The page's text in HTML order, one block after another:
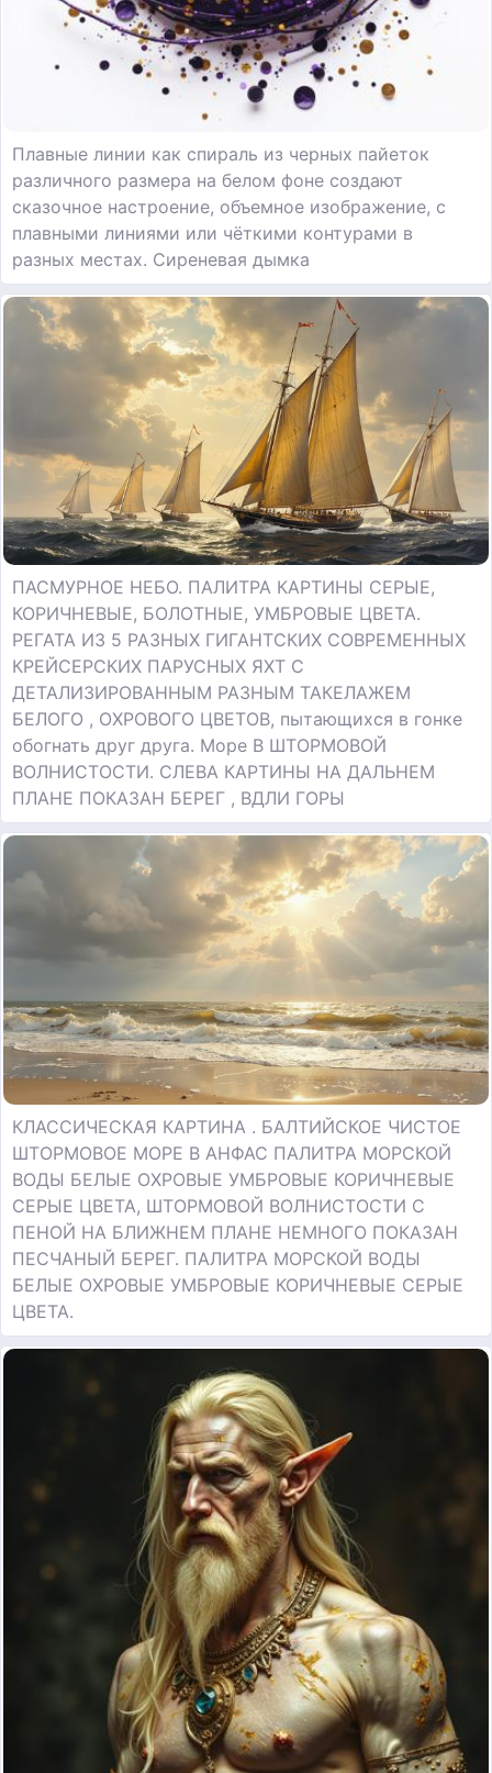
Плавные линии как спираль из черных пайеток
различного размера на белом фоне создают
сказочное настроение, объемное изображение, с
плавными линиями или чёткими контурами в
разных местах. Сиреневая дымка
ПАСМУРНОЕ НЕБО. ПАЛИТРА КАРТИНЫ СЕРЫЕ,
КОРИЧНЕВЫЕ, БОЛОТНЫЕ, УМБРОВЫЕ ЦВЕТА.
РЕГАТА ИЗ 5 РАЗНЫХ ГИГАНТСКИХ СОВРЕМЕННЫХ
КРЕЙСЕРСКИХ ПАРУСНЫХ ЯХТ С
ДЕТАЛИЗИРОВАННЫМ РАЗНЫМ ТАКЕЛАЖЕМ
БЕЛОГО , ОХРОВОГО ЦВЕТОВ, пытающихся в гонке
обогнать друг друга. Море В ШТОРМОВОЙ
ВОЛНИСТОСТИ. СЛЕВА КАРТИНЫ НА ДАЛЬНЕМ
ПЛАНЕ ПОКАЗАН БЕРЕГ , ВДЛИ ГОРЫ
КЛАССИЧЕСКАЯ КАРТИНА . БАЛТИЙСКОЕ ЧИСТОЕ
ШТОРМОВОЕ МОРЕ В АНФАС ПАЛИТРА МОРСКОЙ
ВОДЫ БЕЛЫЕ ОХРОВЫЕ УМБРОВЫЕ КОРИЧНЕВЫЕ
СЕРЫЕ ЦВЕТА, ШТОРМОВОЙ ВОЛНИСТОСТИ С
ПЕНОЙ НА БЛИЖНЕМ ПЛАНЕ НЕМНОГО ПОКАЗАН
ПЕСЧАНЫЙ БЕРЕГ. ПАЛИТРА МОРСКОЙ ВОДЫ
БЕЛЫЕ ОХРОВЫЕ УМБРОВЫЕ КОРИЧНЕВЫЕ СЕРЫЕ
ЦВЕТА.